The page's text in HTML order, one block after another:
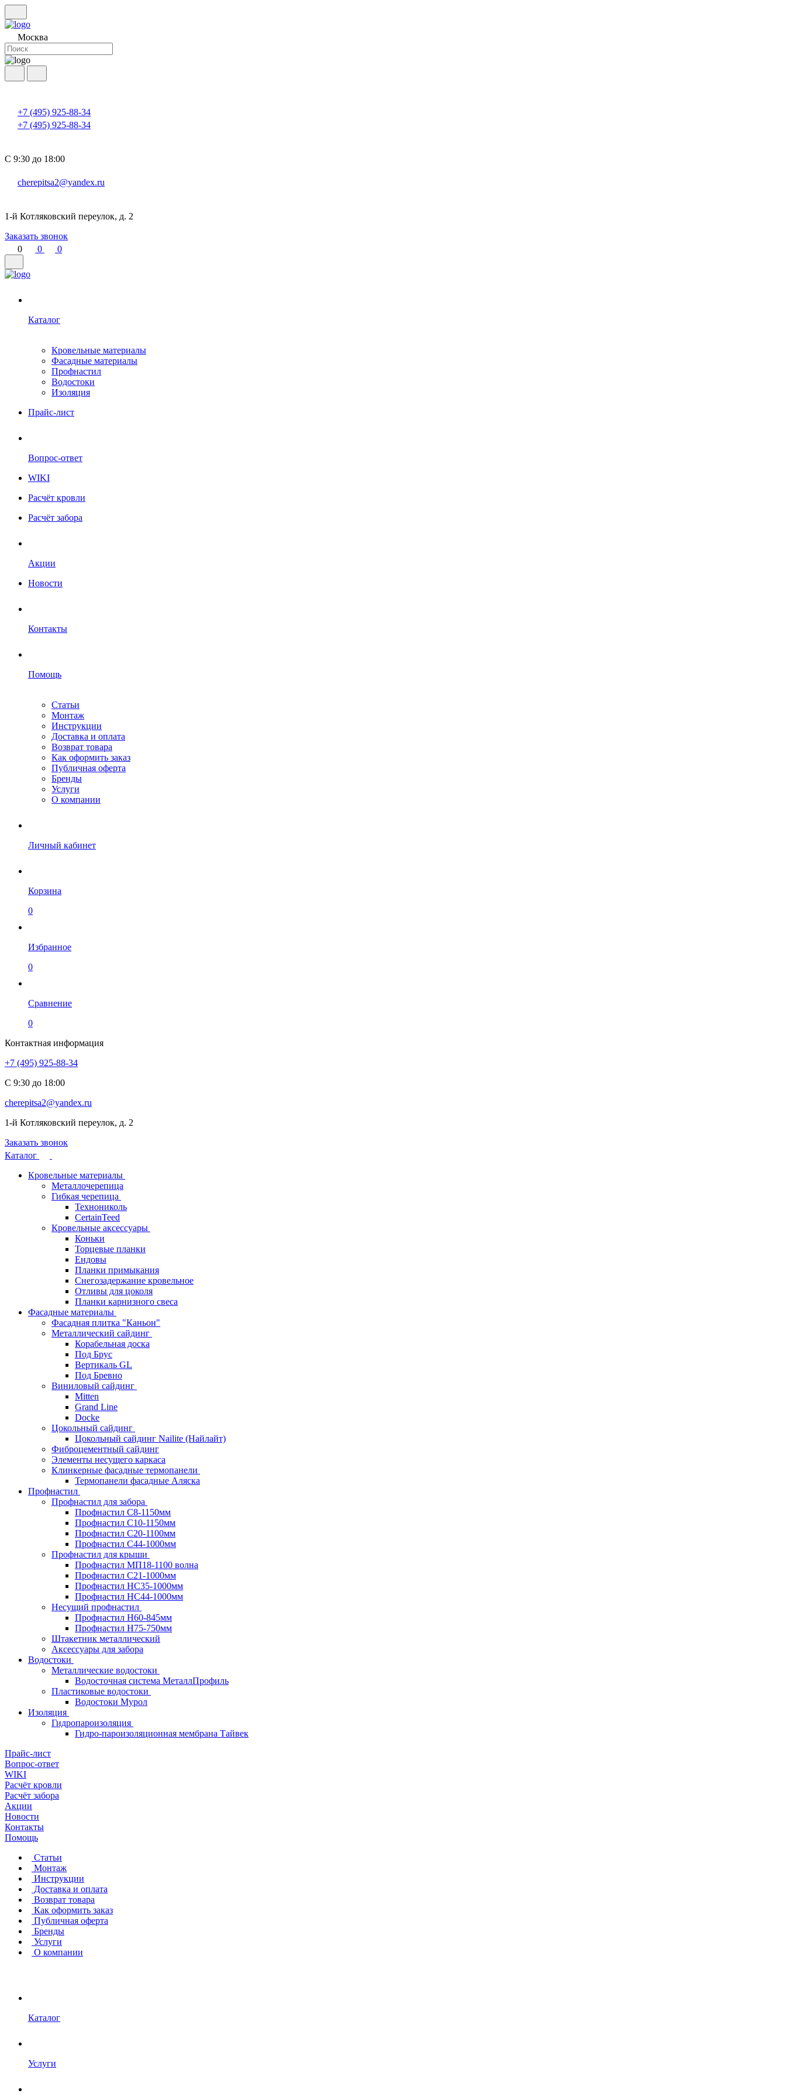
Москва
+7 (495) 925-88-34
+7 (495) 925-88-34
С 9:30 до 18:00
cherepitsa2@yandex.ru
1-й Котляковский переулок, д. 2
Заказать звонок
0
0 0
Каталог
Кровельные материалы
Фасадные материалы
Профнастил
Водостоки
Изоляция
Прайс-лист
Вопрос-ответ
WIKI
Расчёт кровли
Расчёт забора
Акции
Новости
Контакты
Помощь
Статьи
Монтаж
Инструкции
Доставка и оплата
Возврат товара
Как оформить заказ
Публичная оферта
Бренды
Услуги
О компании
Личный кабинет
Корзина
0
Избранное
0
Сравнение
0
Контактная информация
+7 (495) 925-88-34
С 9:30 до 18:00
cherepitsa2@yandex.ru
1-й Котляковский переулок, д. 2
Заказать звонок
Каталог
Кровельные материалы
Металлочерепица
Гибкая черепица
Технониколь
CertainTeed
Кровельные аксессуары
Коньки
Торцевые планки
Ендовы
Планки примыкания
Снегозадержание кровельное
Отливы для цоколя
Планки карнизного свеса
Фасадные материалы
Фасадная плитка "Каньон"
Металлический сайдинг
Корабельная доска
Под Брус
Вертикаль GL
Под Бревно
Виниловый сайдинг
Mitten
Grand Line
Docke
Цокольный сайдинг
Цокольный сайдинг Nailite (Найлайт)
Фиброцементный сайдинг
Элементы несущего каркаса
Клинкерные фасадные термопанели
Термопанели фасадные Аляска
Профнастил
Профнастил для забора
Профнастил С8-1150мм
Профнастил С10-1150мм
Профнастил С20-1100мм
Профнастил С44-1000мм
Профнастил для крыши
Профнастил МП18-1100 волна
Профнастил С21-1000мм
Профнастил HC35-1000мм
Профнастил НС44-1000мм
Несущий профнастил
Профнастил Н60-845мм
Профнастил H75-750мм
Штакетник металлический
Аксессуары для забора
Водостоки
Металлические водостоки
Водосточная система МеталлПрофиль
Пластиковые водостоки
Водостоки Мурол
Изоляция
Гидропароизоляция
Гидро-пароизоляционная мембрана Тайвек
Прайс-лист
Вопрос-ответ
WIKI
Расчёт кровли
Расчёт забора
Акции
Новости
Контакты
Помощь
Статьи
Монтаж
Инструкции
Доставка и оплата
Возврат товара
Как оформить заказ
Публичная оферта
Бренды
Услуги
О компании
Каталог
Услуги